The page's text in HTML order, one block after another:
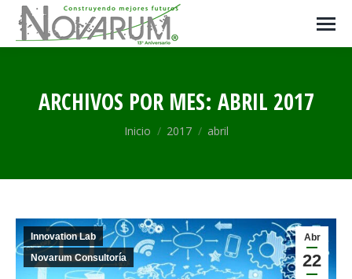
ARCHIVOS POR MES: ABRIL 2017
Estás aquí:
Inicio 2017 abril
Abr
22
Innovation Lab
Novarum Consultoría